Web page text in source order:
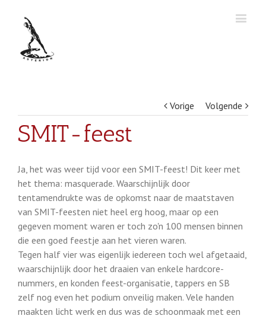
Vorige Volgende
SMIT-feest
Ja, het was weer tijd voor een SMIT-feest! Dit keer met
het thema: masquerade. Waarschijnlijk door
tentamendrukte was de opkomst naar de maatstaven
van SMIT-feesten niet heel erg hoog, maar op een
gegeven moment waren er toch zo'n 100 mensen binnen
die een goed feestje aan het vieren waren.
Tegen half vier was eigenlijk iedereen toch wel afgetaaid,
waarschijnlijk door het draaien van enkele hardcore-
nummers, en konden feest-organisatie, tappers en SB
zelf nog even het podium onveilig maken. Vele handen
maakten licht werk en dus was de schoonmaak met een